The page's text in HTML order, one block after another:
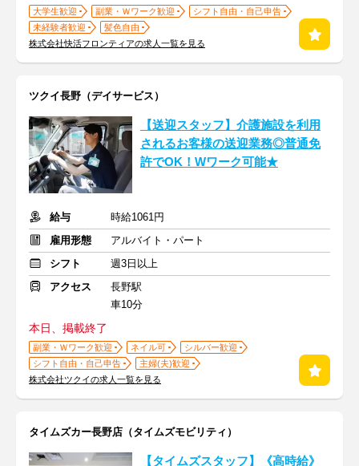
大学生歓迎 副業・Ｗワーク歓迎
シフト自由・自己申告
未経験者歓迎
髪色自由
株式会社快活フロンティアの求人一覧を見る
ツクイ長野（デイサービス）
【送迎スタッフ】介護施設を利用
されるお客様の送迎業務◎普通免
許でOK！Wワーク可能★
給与
時給1061円
雇用形態
アルバイト・パート
シフト
週3日以上
アクセス
長野駅
車10分
本日、掲載終了
副業・Ｗワーク歓迎 ネイル可
シルバー歓迎
シフト自由・自己申告
主婦(夫)歓迎
株式会社ツクイの求人一覧を見る
タイムズカー長野店（タイムズモビリティ）
【タイムズスタッフ】《高時給》